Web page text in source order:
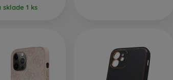
sklade 1 ks